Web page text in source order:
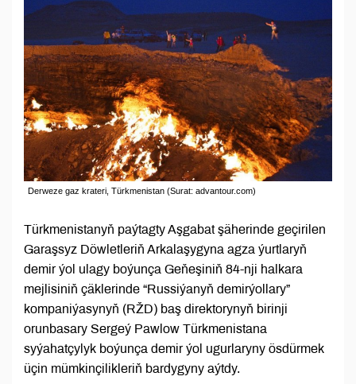
Derweze gaz krateri, Türkmenistan (Surat: advantour.com)
Türkmenistanyň paýtagty Aşgabat şäherinde geçirilen
Garaşsyz Döwletleriň Arkalaşygyna agza ýurtlaryň
demir ýol ulagy boýunça Geňeşiniň 84-nji halkara
mejlisiniň çäklerinde “Russiýanyň demirýollary”
kompaniýasynyň (RŽD) baş direktorynyň birinji
orunbasary Sergeý Pawlow Türkmenistana
syýahatçylyk boýunça demir ýol ugurlaryny ösdürmek
üçin mümkinçilikleriň bardygyny aýtdy.